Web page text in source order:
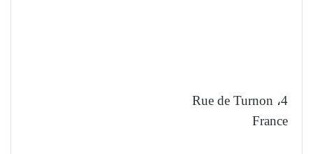
4، Rue de Turnon
France